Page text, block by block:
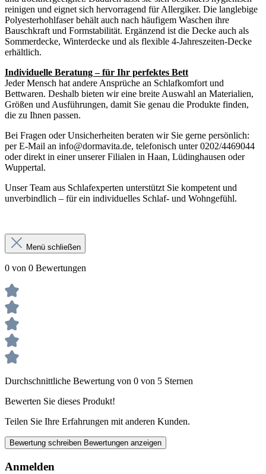
reinigen und eignet sich hervorragend für Allergiker. Die langlebige
Polyesterhohlfaser behält auch nach häufigem Waschen ihre
Bauschkraft und Formstabilität. Ergänzend ist die Decke auch als
Sommerdecke, Winterdecke und als flexible 4-Jahreszeiten-Decke
erhältlich.
Individuelle Beratung – für Ihr perfektes Bett
Jeder Mensch hat andere Ansprüche an Schlafkomfort und
Bettwaren. Deshalb bieten wir eine breite Auswahl an Materialien,
Größen und Ausführungen, damit Sie genau die Produkte finden,
die zu Ihnen passen.
Bei Fragen oder Unsicherheiten beraten wir Sie gerne persönlich:
per E-Mail an info@dormavita.de, telefonisch unter 0202/4469044
oder direkt in einer unserer Filialen in Haan, Lüdinghausen oder
Wuppertal.
Unser Team aus Schlafexperten unterstützt Sie kompetent und
unverbindlich – für ein individuelles Schlaf- und Wohngefühl.
Menü schließen
0 von 0 Bewertungen
Durchschnittliche Bewertung von 0 von 5 Sternen
Bewerten Sie dieses Produkt!
Teilen Sie Ihre Erfahrungen mit anderen Kunden.
Bewertung schreiben Bewertungen anzeigen
Anmelden